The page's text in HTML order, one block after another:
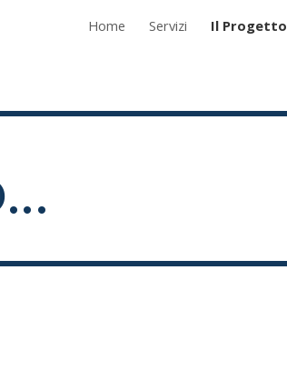
Home Servizi Il Progetto